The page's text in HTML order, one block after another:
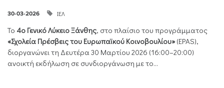
30-03-2026 ΙΕΛ
Το 4ο Γενικό Λύκειο Ξάνθης, στο πλαίσιο του προγράμματος
«Σχολεία Πρέσβεις του Ευρωπαϊκού Κοινοβουλίου»(EPAS),
διοργανώνει τη Δευτέρα 30 Μαρτίου 2026 (16:00–20:00)
ανοικτή εκδήλωση σε συνδιοργάνωση με το...